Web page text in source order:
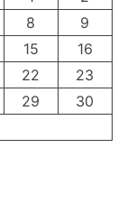
8
9
15
16
22
23
29
30